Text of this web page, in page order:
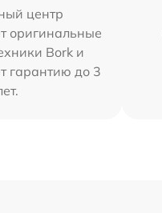
центр
оригинальные
Bork и
гарантию до 3